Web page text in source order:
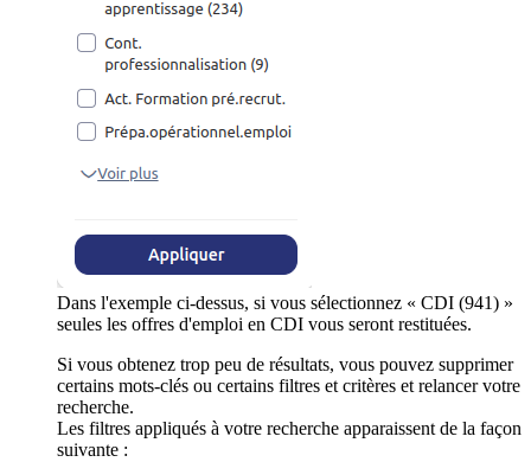
Dans l'exemple ci-dessus, si vous sélectionnez « CDI (941) »
seules les offres d'emploi en CDI vous seront restituées.
Si vous obtenez trop peu de résultats, vous pouvez supprimer
certains mots-clés ou certains filtres et critères et relancer votre
recherche.
Les filtres appliqués à votre recherche apparaissent de la façon
suivante :